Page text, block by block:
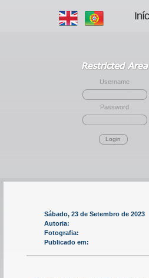
Username
Password
Login
Sábado, 23 de Setembro de 2023
Autoria:
Fotografia:
Publicado em: